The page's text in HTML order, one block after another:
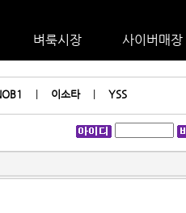
벼룩시장 사이버매장
이소타 YSS